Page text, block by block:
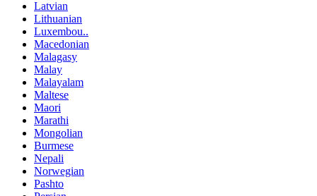
Latvian
Lithuanian
Luxembou..
Macedonian
Malagasy
Malay
Malayalam
Maltese
Maori
Marathi
Mongolian
Burmese
Nepali
Norwegian
Pashto